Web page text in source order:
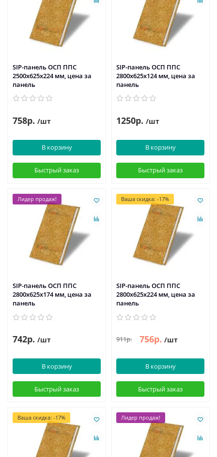
SIP-панель ОСП ППС
2500х625х224 мм, цена за
панель
758р. /шт
В корзину
Быстрый заказ
SIP-панель ОСП ППС
2800х625х124 мм, цена за
панель
1250р. /шт
В корзину
Быстрый заказ
Лидер продаж!
SIP-панель ОСП ППС
2800х625х174 мм, цена за
панель
742р. /шт
В корзину
Быстрый заказ
Ваша скидка: -17%
SIP-панель ОСП ППС
2800х625х224 мм, цена за
панель
911р. 756р. /шт
В корзину
Быстрый заказ
Ваша скидка: -17% Лидер продаж!